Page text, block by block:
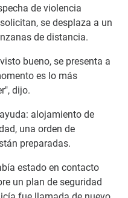
de violencia
se desplaza a un
de distancia.
bueno, se presenta a
es lo más
dijo.
alojamiento de
una orden de
preparadas.
estado en contacto
un plan de seguridad